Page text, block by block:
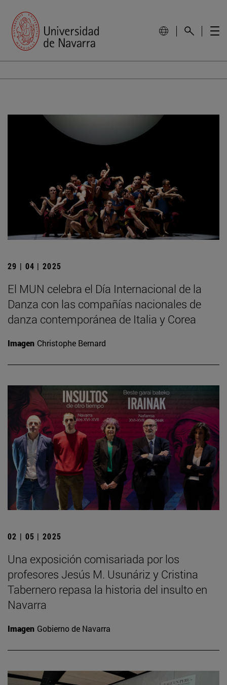
29 | 04 | 2025
El MUN celebra el Día Internacional de la
Danza con las compañías nacionales de
danza contemporánea de Italia y Corea
Imagen Christophe Bernard
02 | 05 | 2025
Una exposición comisariada por los
profesores Jesús M. Usunáriz y Cristina
Tabernero repasa la historia del insulto en
Navarra
Imagen Gobierno de Navarra